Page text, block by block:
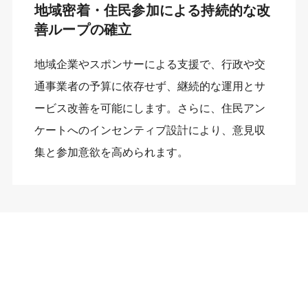
地域密着・住民参加による持続的な改
善ループの確立
地域企業やスポンサーによる支援で、行政や交
通事業者の予算に依存せず、継続的な運用とサ
ービス改善を可能にします。さらに、住民アン
ケートへのインセンティブ設計により、意見収
集と参加意欲を高められます。